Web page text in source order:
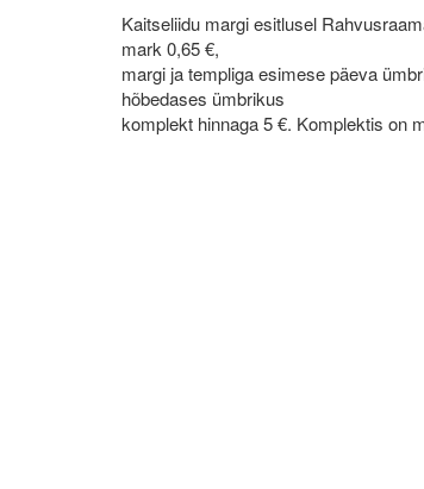
Kaitseliidu margi esitlusel
mark 0,65 €,
margi ja templiga esimese päeva
hõbedases ümbrikus
komplekt hinnaga 5 €. Komplektis on